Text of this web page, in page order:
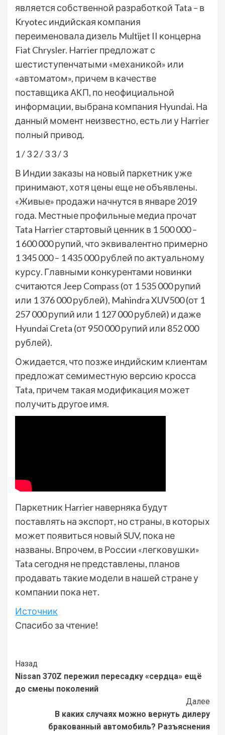
является собственной разработкой Tata – в
Kryotec индийская компания
переименовала дизель Multijet II концерна
Fiat Chrysler. Harrier предложат с
шестиступенчатыми «механикой» или
«автоматом», причем в качестве
поставщика АКП, по неофициальной
информации, выбрана компания Hyundai. На
данный момент неизвестно, есть ли у Harrier
полный привод.
1/ 32/ 33/ 3
В Индии заказы на новый паркетник уже
принимают, хотя цены еще не объявлены.
«Живые» продажи начнутся в январе 2019
года. Местные профильные медиа прочат
Tata Harrier стартовый ценник в 1 500 000 –
1 600 000 рупий, что эквивалентно примерно
1 345 000 – 1 435 000 рублей по актуальному
курсу. Главными конкурентами новинки
считаются Jeep Compass (от 1 535 000 рупий
или 1 376 000 рублей), Mahindra XUV500 (от 1
257 000 рупий или 1 127 000 рублей) и даже
Hyundai Creta (от 950 000 рупий или 852 000
рублей).
Ожидается, что позже индийским клиентам
предложат семиместную версию кросса
Tata, причем такая модификация может
получить другое имя.
Паркетник Harrier наверняка будут
поставлять на экспорт, но страны, в которых
может появиться новый SUV, пока не
названы. Впрочем, в России «легковушки»
Tata сегодня не представлены, планов
продавать такие модели в нашей стране у
компании пока нет.
Источник
Спасибо за чтение!
Post
Navigation
Назад
Nissan 370Z пережил пересадку «сердца» ещё
до смены поколений
Далее
В каких случаях можно вернуть дилеру
бракованный автомобиль? Разъяснения